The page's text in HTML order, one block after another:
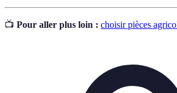
📺 Pour aller plus loin : choisir pièces